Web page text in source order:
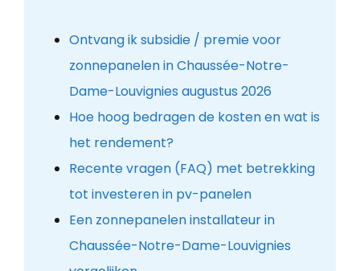
Ontvang ik subsidie / premie voor
zonnepanelen in Chaussée-Notre-
Dame-Louvignies augustus 2026
Hoe hoog bedragen de kosten en wat is
het rendement?
Recente vragen (FAQ) met betrekking
tot investeren in pv-panelen
Een zonnepanelen installateur in
Chaussée-Notre-Dame-Louvignies